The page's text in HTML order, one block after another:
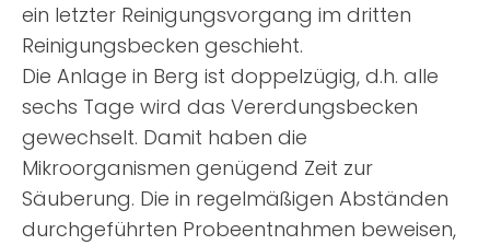
ein letzter Reinigungsvorgang im dritten
Reinigungsbecken geschieht.
Die Anlage in Berg ist doppelzügig, d.h. alle
sechs Tage wird das Vererdungsbecken
gewechselt. Damit haben die
Mikroorganismen genügend Zeit zur
Säuberung. Die in regelmäßigen Abständen
durchgeführten Probeentnahmen beweisen,